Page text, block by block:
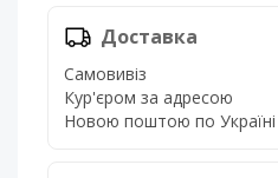
Доставка
Самовивіз
Кур'єром за адресою
Новою поштою по Україні